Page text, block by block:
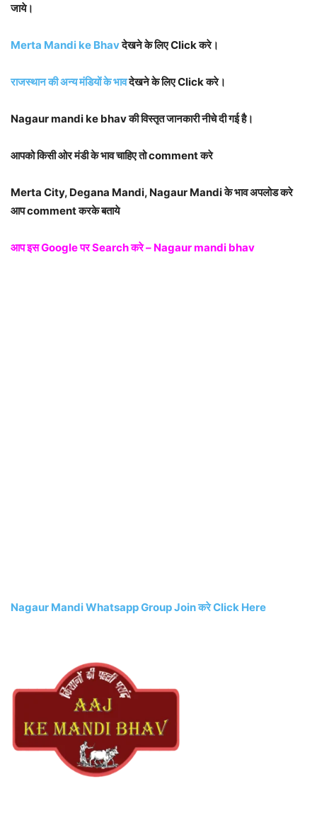
जाये।
Merta Mandi ke Bhavदेखने के लिए Click करे।
राजस्थान की अन्य मंडियों के भावदेखने के लिए Click करे।
Nagaur mandi ke bhav की विस्तृत जानकारी नीचे दी गई है।
आपको किसी ओर मंडी के भाव चाहिए तो comment करे
Merta City, Degana Mandi, Nagaur Mandi के भाव अपलोड करे
आप comment करके बताये
आप इस Google पर Search करे – Nagaur mandi bhav
Nagaur Mandi Whatsapp Group Join करे Click Here